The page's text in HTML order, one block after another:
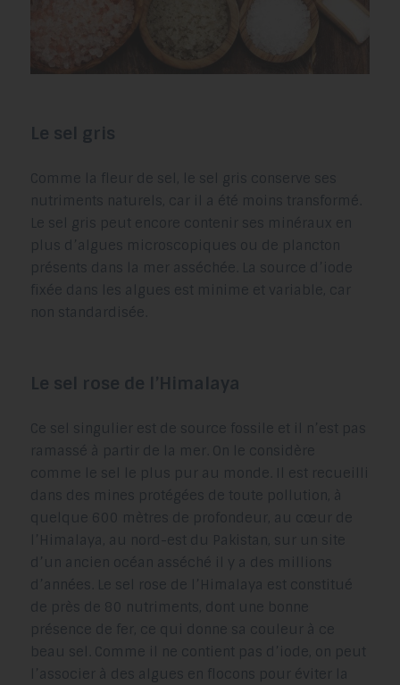
Le sel gris
Comme la fleur de sel, le sel gris conserve ses
nutriments naturels, car il a été moins transformé.
Le sel gris peut encore contenir ses minéraux en
plus d’algues microscopiques ou de plancton
présents dans la mer asséchée.
La source d’iode
fixée dans les algues est minime et variable, car
non standardisée.
Le sel rose de l’Himalaya
Ce sel singulier est de source fossile et il n’est pas
ramassé à partir de la mer. On le considère
comme le sel le plus pur au monde. Il est recueilli
dans des mines protégées de toute pollution, à
quelque 600 mètres de profondeur, au cœur de
l’Himalaya, au nord-est du Pakistan, sur un site
d’un ancien océan asséché il y a des millions
d’années. Le sel rose de l’Himalaya est constitué
de près de 80 nutriments, dont une bonne
présence de fer, ce qui donne sa couleur à ce
beau sel. Comme il ne contient pas d’iode, on peut
l’associer à des algues en flocons pour éviter la